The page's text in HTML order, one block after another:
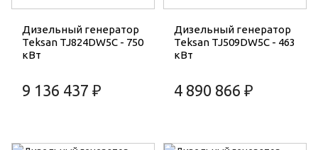
Дизельный генератор
Teksan TJ824DW5C - 750
кВт
9 136 437 ₽
Дизельный генератор
Teksan TJ509DW5C - 463
кВт
4 890 866 ₽